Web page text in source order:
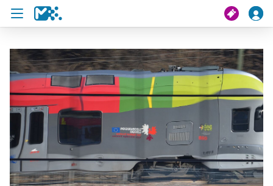
Crissa
Mi viac
Chertes de viac
U19 Pass
News